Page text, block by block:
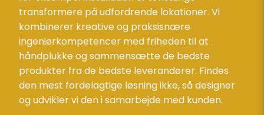
transformere på udfordrende lokationer. Vi
kombinerer kreative og praksisnære
ingeniørkompetencer med friheden til at
håndplukke og sammensætte de bedste
produkter fra de bedste leverandører. Findes
den mest fordelagtige løsning ikke, så designer
og udvikler vi den i samarbejde med kunden.